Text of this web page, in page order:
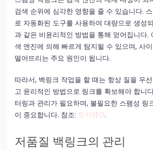
검색 순위에 심각한 영향을 줄 수 있습니다.
로 자동화된 도구를 사용하여 대량으로 생성
과 같은 비윤리적인 방법을 통해 얻어집니다.
색 엔진에 의해 빠르게 탐지될 수 있으며, 사
떨어뜨리는 주요 원인이 됩니다.
따라서, 백링크 작업을 할 때는 항상 질을 우
고 윤리적인 방법으로 링크를 확보해야 합니
터링과 관리가 필요하며, 불필요한 스팸성 링
이 중요합니다. 참조: 토카SEO.
저품질 백링크의 관리